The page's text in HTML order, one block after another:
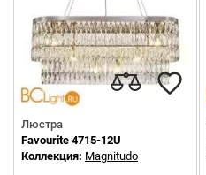
Люстра
Favourite 4715-12U
Коллекция: Magnitudo